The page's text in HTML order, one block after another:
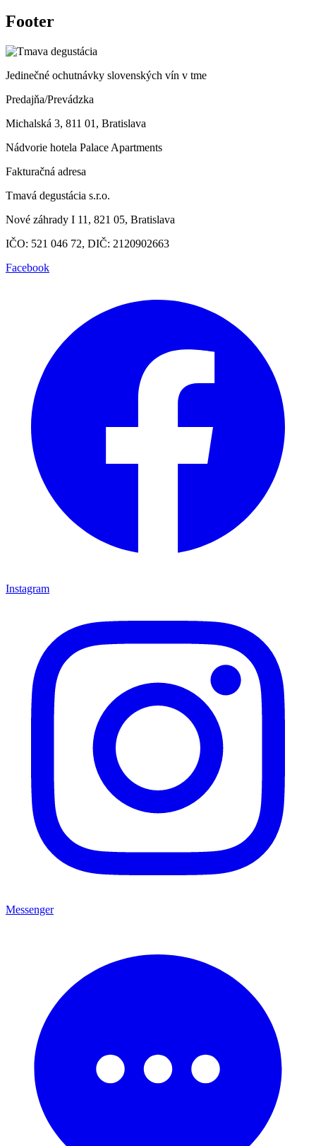
Footer
Jedinečné ochutnávky slovenských vín v tme
Predajňa/Prevádzka
Michalská 3, 811 01, Bratislava
Nádvorie hotela Palace Apartments
Fakturačná adresa
Tmavá degustácia s.r.o.
Nové záhrady I 11, 821 05, Bratislava
IČO: 521 046 72, DIČ: 2120902663
Facebook
Instagram
Messenger